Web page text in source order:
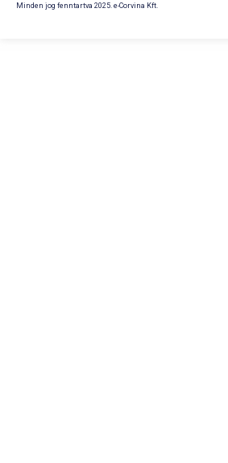
Minden jog fenntartva 2025. e-Corvina Kft.